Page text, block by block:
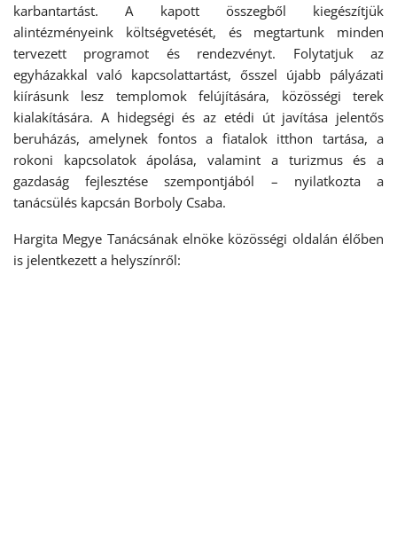
karbantartást. A kapott összegből kiegészítjük
alintézményeink költségvetését, és megtartunk minden
tervezett programot és rendezvényt. Folytatjuk az
egyházakkal való kapcsolattartást, ősszel újabb pályázati
kiírásunk lesz templomok felújítására, közösségi terek
kialakítására. A hidegségi és az etédi út javítása jelentős
beruházás, amelynek fontos a fiatalok itthon tartása, a
rokoni kapcsolatok ápolása, valamint a turizmus és a
gazdaság fejlesztése szempontjából – nyilatkozta a
tanácsülés kapcsán Borboly Csaba.
Hargita Megye Tanácsának elnöke közösségi oldalán élőben
is jelentkezett a helyszínről: